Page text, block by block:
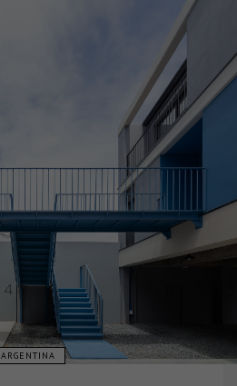
ARGENTINA